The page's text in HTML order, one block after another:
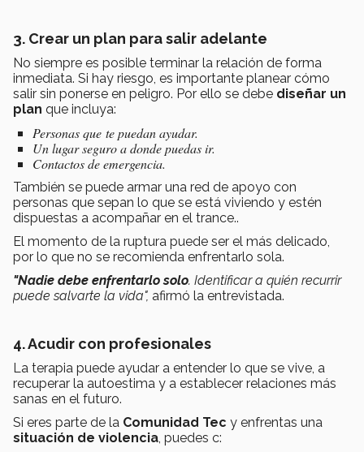
3. Crear un plan para salir adelante
No siempre es posible terminar la relación de forma
inmediata. Si hay riesgo, es importante planear cómo
salir sin ponerse en peligro. Por ello se debe diseñar un
plan que incluya:
Personas que te puedan ayudar.
Un lugar seguro a donde puedas ir.
Contactos de emergencia.
También se puede armar una red de apoyo con
personas que sepan lo que se está viviendo y estén
dispuestas a acompañar en el trance..
El momento de la ruptura puede ser el más delicado,
por lo que no se recomienda enfrentarlo sola.
"Nadie debe enfrentarlo solo. Identificar a quién recurrir
puede salvarte la vida", afirmó la entrevistada.
4. Acudir con profesionales
La terapia puede ayudar a entender lo que se vive, a
recuperar la autoestima y a establecer relaciones más
sanas en el futuro.
Si eres parte de la Comunidad Tec y enfrentas una
situación de violencia, puedes c: